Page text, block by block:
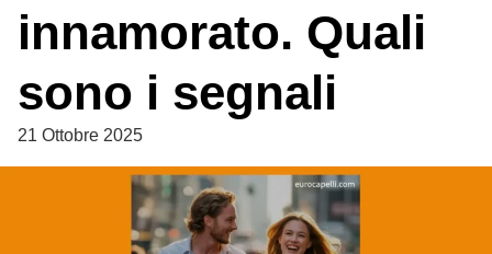
innamorato. Quali
sono i segnali
21 Ottobre 2025